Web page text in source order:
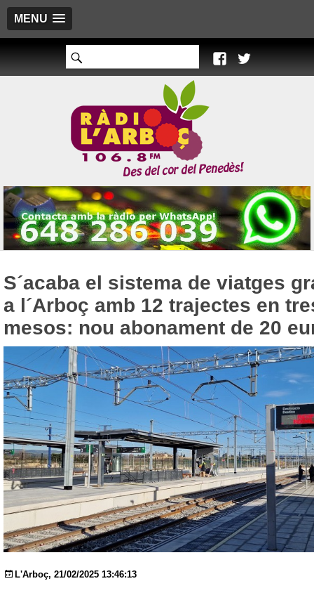
MENU
S´acaba el sistema de viatges
a l´Arboç amb 12 trajectes en
mesos: nou abonament de 20
L'Arboç, 21/02/2025 13:46:13